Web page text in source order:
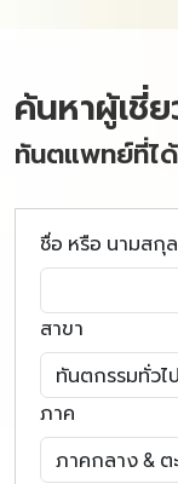
ค้นหาผู้เชี่
ทันตแพทย์ที่ไ
ชื่อ หรือ นามสกุล
สาขา
ภาค